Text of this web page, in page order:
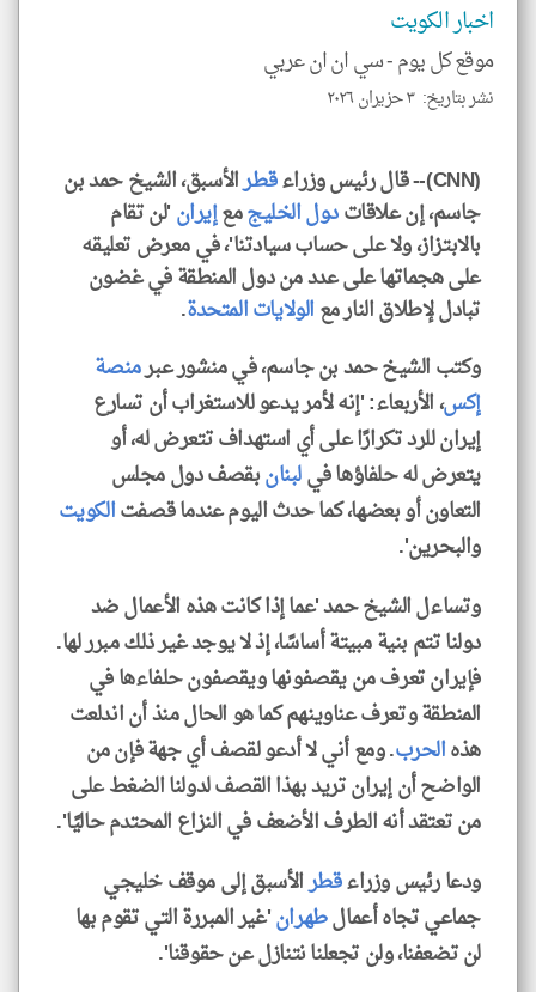
اخبار الكويت
موقع كل يوم -سي ان ان عربي
نشر بتاريخ: ٣ حزيران ٢٠٢٦
(CNN)-- قال رئيس وزراء قطرالأسبق، الشيخ حمد بن
جاسم، إن علاقاتدول الخليجمعإيران'لن تقام
بالابتزاز، ولا على حساب سيادتنا'، في معرض تعليقه
على هجماتها على عدد من دول المنطقة في غضون
تبادل لإطلاق النار معالولايات المتحدة.
وكتب الشيخ حمد بن جاسم، في منشور عبرمنصة
إكس، الأربعاء: 'إنه لأمر يدعو للاستغراب أن تسارع
إيران للرد تكرارًا على أي استهداف تتعرض له، أو
يتعرض له حلفاؤها فيلبنانبقصف دول مجلس
التعاون أو بعضها، كما حدث اليوم عندما قصفتالكويت
والبحرين'.
وتساءل الشيخ حمد 'عما إذا كانت هذه الأعمال ضد
دولنا تتم بنية مبيتة أساسًا، إذ لا يوجد غير ذلك مبرر لها.
فإيران تعرف من يقصفونها ويقصفون حلفاءها في
المنطقة وتعرف عناوينهم كما هو الحال منذ أن اندلعت
هذهالحرب. ومع أني لا أدعو لقصف أي جهة فإن من
الواضح أن إيران تريد بهذا القصف لدولنا الضغط على
من تعتقد أنه الطرف الأضعف في النزاع المحتدم حاليًا'.
ودعا رئيس وزراءقطرالأسبق إلى موقف خليجي
جماعي تجاه أعمالطهران'غير المبررة التي تقوم بها
لن تضعفنا، ولن تجعلنا نتنازل عن حقوقنا'.
klyoum.com